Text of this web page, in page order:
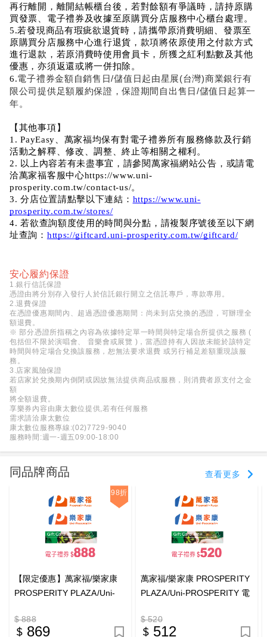
再行離開，離開結帳櫃台後，若對餘額有爭議時，請持原購
買發票、電子禮券及收據至原購買分店服務中心櫃台處理。
5.若發現商品有瑕疵欲退貨時，請攜帶原消費明細、發票至
原購買分店服務中心進行退貨，款項將依原使用之付款方式
進行退款，若原消費時使用會員卡，所獲之紅利點數及其他
優惠，亦須返還或將一併扣除。
6.電子禮券金額自銷售日/儲值日起由星展(台灣)商業銀行有
限公司提供足額履約保證，保證期間自出售日/儲值日起算一
年。
【其他事項】
1. PayEasy、萬家福均保有對電子禮券所有服務條款及行銷
活動之解釋、修改、調整、終止等相關之權利。
2. 以上內容若有未盡事宜，請參閱萬家福網站公告，或請電
洽萬家福客服中心https://www.uni-
prosperity.com.tw/contact-us/。
3. 分店位置請點擊以下連結： https://www.uni-
prosperity.com.tw/stores/
4. 若欲查詢額度使用的時間與分點，請複製序號後至以下網
址查詢： https://giftcard.uni-prosperity.com.tw/giftcard/
安心履約保證
1.銀行信託保證
憑證由將分別存入發行人於信託銀行開立之信託專戶，專款專用。
2.退費保證
在憑證優惠期間內、超過憑證優惠期間：尚未到店兌換的憑證，可辦理全
額退費。
※ 部分憑證所指稱之內容為依據特定單一時間與特定場合所提供之服務 (
包括但不限於演唱會、 音樂會或展覽 )，當憑證持有人因故未能於該特定
時間與特定場合兌換該服務，恕無法要求退費 或另行補足差額重現該服
務。
3.店家風險保證
若店家於兌換期內倒閉或因故無法提供商品或服務，則消費者原支付之金
額
將全額退費。
享樂券內容由康太數位提供,若有任何服務
需求請洽康太數位
康太數位服務專線:(02)7729-9040
服務時間:週一-週五09:00-18:00
同品牌商品 查看更多
98折
【限定優惠】萬家福/樂家康
PROSPERITY PLAZA/Uni-
$888_電子憑證
$ 888
869
萬家福/樂家康 PROSPERITY
PLAZA/Uni-PROSPERITY 電
$ 520
512